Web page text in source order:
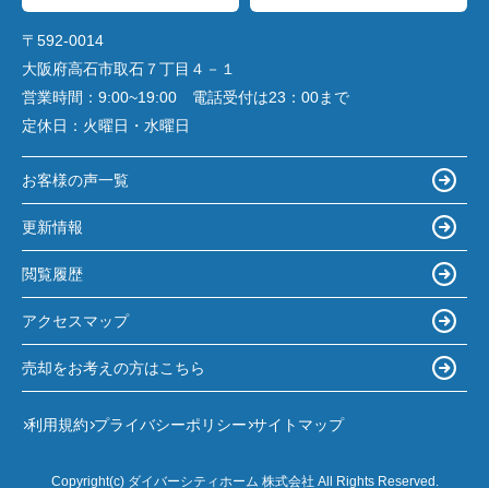
〒592-0014
大阪府高石市取石７丁目４－１
営業時間： 9:00~19:00 電話受付は23：00まで
定休日： 火曜日・水曜日
お客様の声一覧
更新情報
閲覧履歴
アクセスマップ
売却をお考えの方はこちら
利用規約 プライバシーポリシー サイトマップ
Copyright(c) ダイバーシティホーム 株式会社 All Rights Reserved.